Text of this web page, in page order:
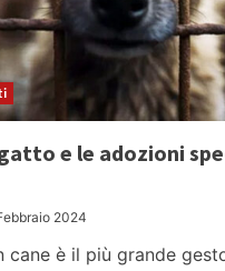
e le adozioni
2024
cane è il più grande